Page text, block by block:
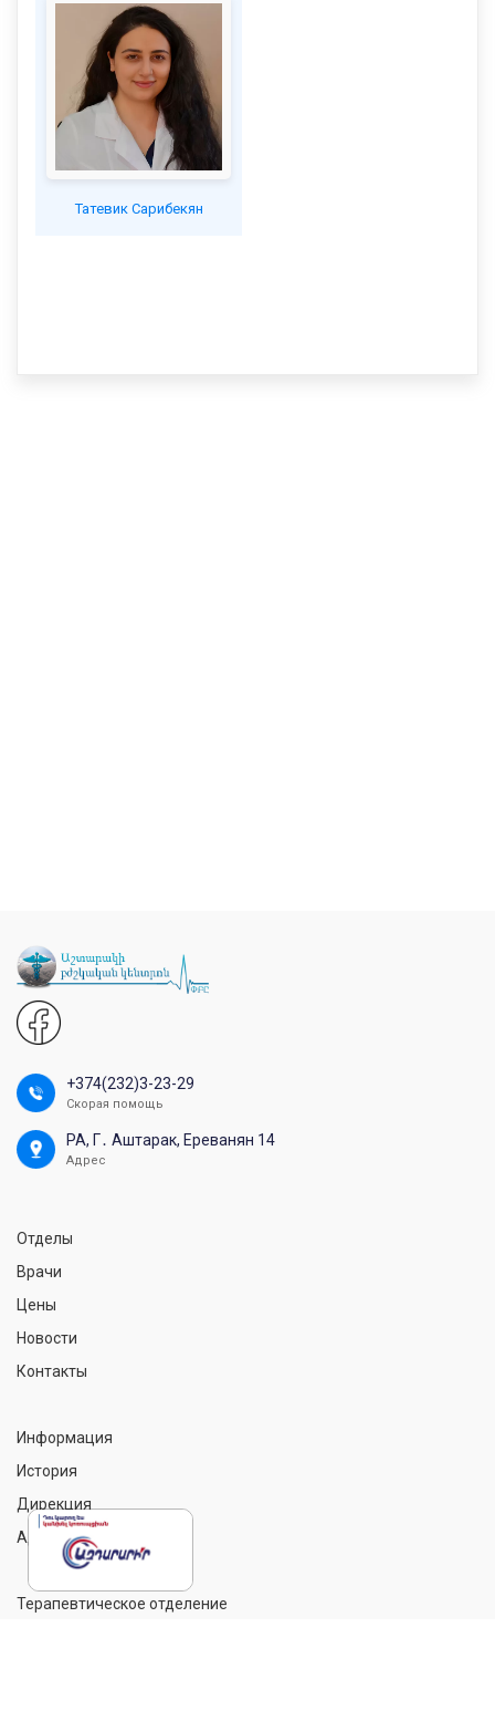
Татевик Сарибекян
+374(232)3-23-29
Скорая помощь
РА, Г․ Аштарак, Ереванян 14
Адрес
Отделы
Врачи
Цены
Новости
Контакты
Информация
История
Дирекция
Администрация
Терапевтическое отделение